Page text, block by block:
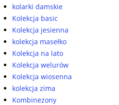
kolarki damskie
Kolekcja basic
Kolekcja jesienna
kolekcja masełko
Kolekcja na lato
Kolekcja welurów
Kolekcja wiosenna
kolekcja zima
Kombinezony